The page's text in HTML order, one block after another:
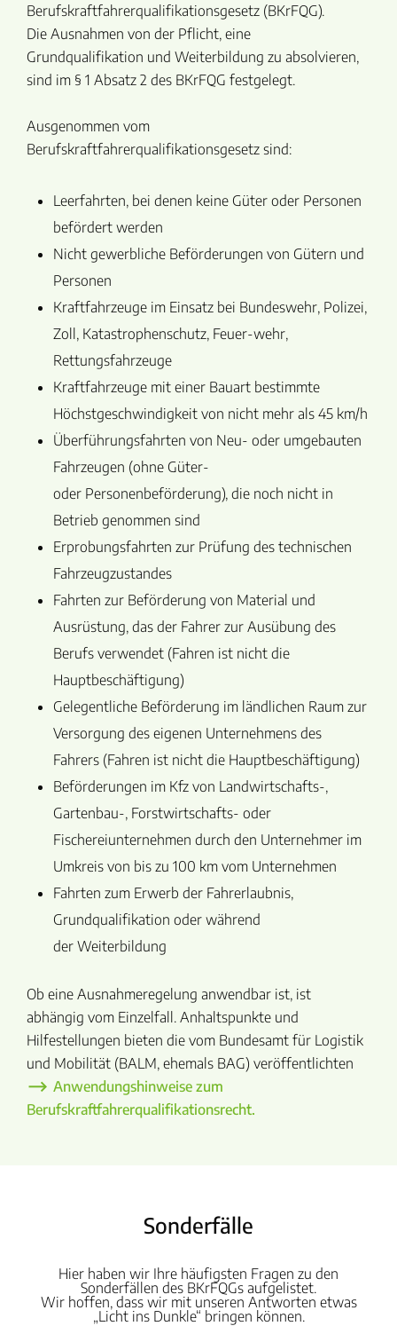
Berufskraftfahrerqualifikationsgesetz (BKrFQG).
Die Ausnahmen von der Pflicht, eine
Grundqualifikation und Weiterbildung zu absolvieren,
sind im § 1 Absatz 2 des BKrFQG festgelegt.
Ausgenommen vom
Berufskraftfahrerqualifikationsgesetz sind:
Leerfahrten, bei denen keine Güter oder Personen
befördert werden
Nicht gewerbliche Beförderungen von Gütern und
Personen
Kraftfahrzeuge im Einsatz bei Bundeswehr, Polizei,
Zoll, Katastrophenschutz, Feuer-wehr,
Rettungsfahrzeuge
Kraftfahrzeuge mit einer Bauart bestimmte
Höchstgeschwindigkeit von nicht mehr als 45 km/h
Überführungsfahrten von Neu- oder umgebauten
Fahrzeugen (ohne Güter-
oder Personenbeförderung), die noch nicht in
Betrieb genommen sind
Erprobungsfahrten zur Prüfung des technischen
Fahrzeugzustandes
Fahrten zur Beförderung von Material und
Ausrüstung, das der Fahrer zur Ausübung des
Berufs verwendet (Fahren ist nicht die
Hauptbeschäftigung)
Gelegentliche Beförderung im ländlichen Raum zur
Versorgung des eigenen Unternehmens des
Fahrers (Fahren ist nicht die Hauptbeschäftigung)
Beförderungen im Kfz von Landwirtschafts-,
Gartenbau-, Forstwirtschafts- oder
Fischereiunternehmen durch den Unternehmer im
Umkreis von bis zu 100 km vom Unternehmen
Fahrten zum Erwerb der Fahrerlaubnis,
Grundqualifikation oder während
der Weiterbildung
Ob eine Ausnahmeregelung anwendbar ist, ist
abhängig vom Einzelfall. Anhaltspunkte und
Hilfestellungen bieten die vom Bundesamt für Logistik
und Mobilität (BALM, ehemals BAG) veröffentlichten
Anwendungshinweise zum
Berufskraftfahrerqualifikationsrecht.
Sonderfälle
Hier haben wir Ihre häufigsten Fragen zu den
Sonderfällen des BKrFQGs aufgelistet.
Wir hoffen, dass wir mit unseren Antworten etwas
„Licht ins Dunkle“ bringen können.